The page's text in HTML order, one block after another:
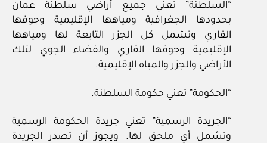
“السلطنة” تعني جميع أراضي سلطنة عمان
بحدودها الجغرافية ومياهها الإقليمية وجوفها
القاري وتشمل كل الجزر التابعة لها ومياهها
الإقليمية وجوفها القاري والفضاء الجوي لتلك
الأراضي والجزر والمياه الإقليمية.
“الحكومة” تعني حكومة السلطنة.
“الجريدة الرسمية” تعني جريدة الحكومة الرسمية
وتشمل أي ملحق لها. ويجوز أن تصدر الجريدة